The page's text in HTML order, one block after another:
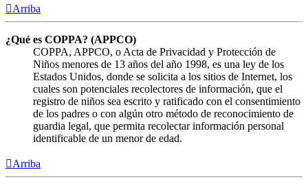
Arriba
¿Qué es COPPA? (APPCO)
COPPA, APPCO, o Acta de Privacidad y Protección de
Niños menores de 13 años del año 1998, es una ley de los
Estados Unidos, donde se solicita a los sitios de Internet, los
cuales son potenciales recolectores de información, que el
registro de niños sea escrito y ratificado con el consentimiento
de los padres o con algún otro método de reconocimiento de
guardia legal, que permita recolectar información personal
identificable de un menor de edad.
Arriba